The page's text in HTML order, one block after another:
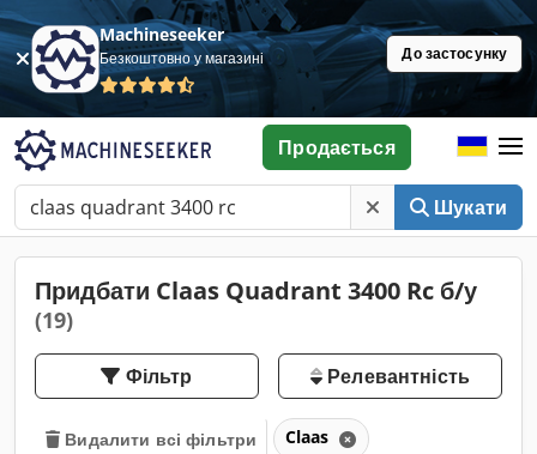
Machineseeker
Безкоштовно у магазині До застосунку
Шукати
Продається
Придбати Claas Quadrant 3400 Rc б/у
(19)
Фільтр Релевантність
Видалити всі фільтри Claas